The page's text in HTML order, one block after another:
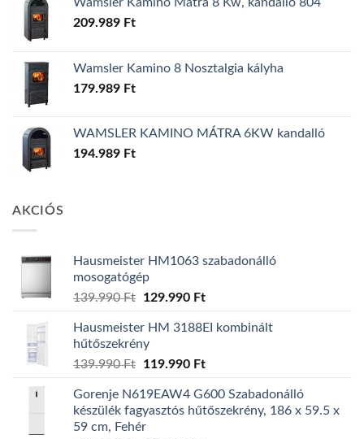
209.989 Ft
Wamsler Kamino 8 Nosztalgia kályha
179.989 Ft
WAMSLER KAMINO MÁTRA 6KW kandalló
194.989 Ft
AKCIÓS
Hausmeister HM1063 szabadonálló
mosogatógép
139.990Ft
Original
was:
139.990 Ft.
129.990 FtCurrent
is:
Hausmeister HM 3188EI kombinált
hűtőszekrény
139.990Ft
Original
was:
139.990 Ft.
119.990 FtCurrent
is:
119.990 Ft.
Gorenje N619EAW4 G600 Szabadonálló
készülék fagyasztós hűtőszekrény, 186 x 59.5 x
59 cm, Fehér